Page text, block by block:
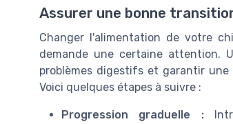
Assurer une bonne
Changer l'alimentation de votre
demande une certaine attention.
problèmes digestifs et garantir
Voici quelques étapes à suivre :
Progression graduelle :